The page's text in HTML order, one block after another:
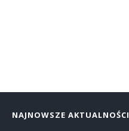
NAJNOWSZE AKTUALNOŚCI